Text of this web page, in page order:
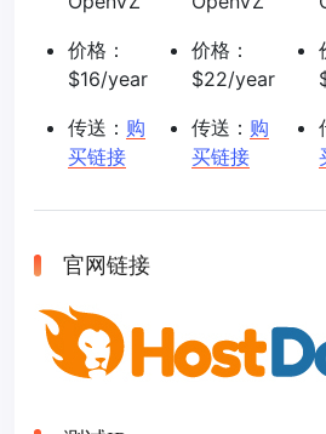
价格：
$16/year
传送： 购
买链接
价格：
$22/year
传送： 购
买链接
官网链接